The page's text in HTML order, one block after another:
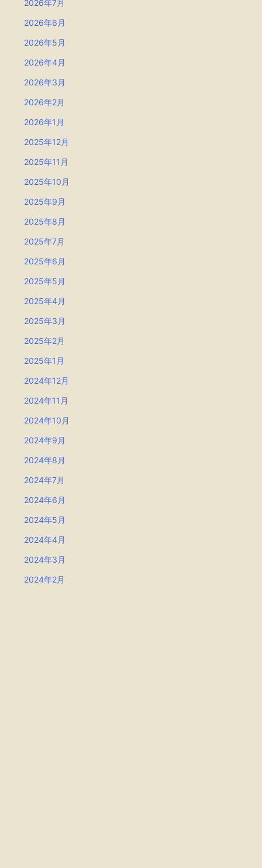
2026年7月
2026年6月
2026年5月
2026年4月
2026年3月
2026年2月
2026年1月
2025年12月
2025年11月
2025年10月
2025年9月
2025年8月
2025年7月
2025年6月
2025年5月
2025年4月
2025年3月
2025年2月
2025年1月
2024年12月
2024年11月
2024年10月
2024年9月
2024年8月
2024年7月
2024年6月
2024年5月
2024年4月
2024年3月
2024年2月